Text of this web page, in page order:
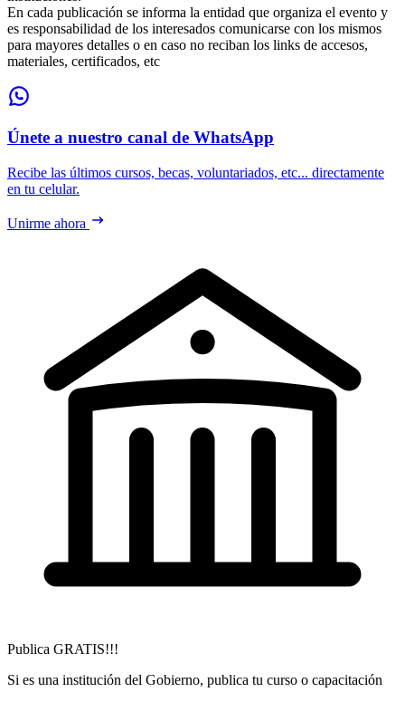
En cada publicación se informa la entidad que organiza el evento y
es responsabilidad de los interesados comunicarse con los mismos
para mayores detalles o en caso no reciban los links de accesos,
materiales, certificados, etc
Únete a nuestro canal de WhatsApp
Recibe las últimos cursos, becas, voluntariados, etc... directamente
en tu celular.
Unirme ahora
Publica GRATIS!!!
Si es una institución del Gobierno, publica tu curso o capacitación